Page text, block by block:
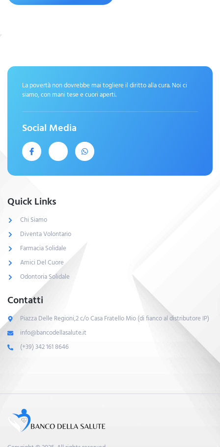
La povertà non dovrebbe mai togliere il diritto alla cura. Noi ci
siamo, con mani tese e cuori aperti.
Social Media
Quick Links
Chi Siamo
Diventa Volontario
Farmacia Solidale
Amici Del Cuore
Odontoria Solidale
Contatti
Piazza Delle Regioni,2 c/o Casa Fratello Mio (di fianco al distributore IP)
info@bancodellasalute.it
(+39) 342 161 8646